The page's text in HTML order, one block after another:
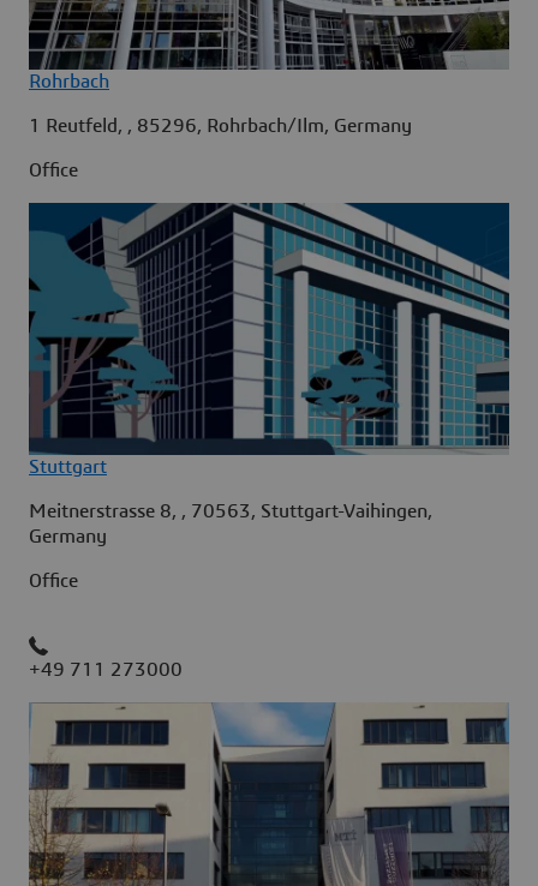
Rohrbach
1 Reutfeld, , 85296, Rohrbach/Ilm, Germany
Office
Stuttgart
Meitnerstrasse 8, , 70563, Stuttgart-Vaihingen,
Germany
Office
+49 711 273000